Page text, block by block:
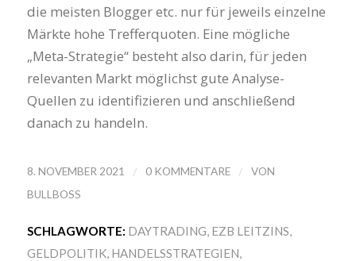
die meisten Blogger etc. nur für jeweils einzelne
Märkte hohe Trefferquoten. Eine mögliche
„Meta-Strategie“ besteht also darin, für jeden
relevanten Markt möglichst gute Analyse-
Quellen zu identifizieren und anschließend
danach zu handeln.
8. NOVEMBER 2021 / 0 KOMMENTARE /
VON
BULLBOSS
SCHLAGWORTE: DAYTRADING, EZB LEITZINS,
GELDPOLITIK, HANDELSSTRATEGIEN,